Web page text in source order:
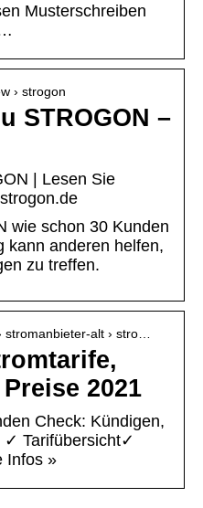
Musterschreiben
› strogon
STROGON –
| Lesen Sie
wie schon 30 Kunden
kann anderen helfen,
zu treffen.
stromanbieter-alt › stro…
2021
Check: Kündigen,
✓ Tarifübersicht✓
Infos »